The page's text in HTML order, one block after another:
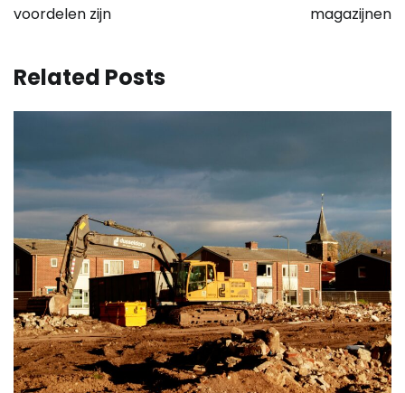
voordelen zijn
magazijnen
Related Posts